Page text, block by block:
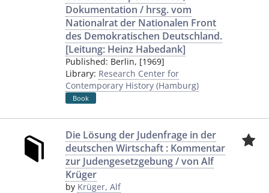
Dokumentation / hrsg. vom
Nationalrat der Nationalen Front
des Demokratischen Deutschland.
[Leitung: Heinz Habedank]
Published: Berlin, [1969]
Library: Research Center for
Contemporary History (Hamburg)
Book
Die Lösung der Judenfrage in der
deutschen Wirtschaft : Kommentar
zur Judengesetzgebung / von Alf
Krüger
by Krüger, Alf